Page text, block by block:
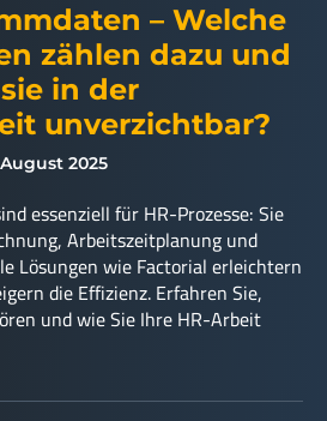
– Welche
zählen dazu und
in der
unverzichtbar?
2025
essenziell für HR-Prozesse: Sie
Arbeitszeitplanung und
Lösungen wie Factorial erleichtern
die Effizienz. Erfahren Sie,
und wie Sie Ihre HR-Arbeit